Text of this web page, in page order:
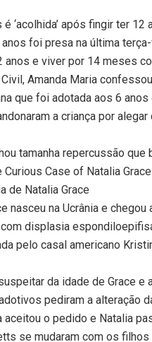
‘acolhida’ após fingir ter 12
anos foi presa na última
e viver por 14 meses
Amanda Maria
que foi adotada aos 6
a criança por
tamanha repercussão
Curious Case of Natalia
de Natalia Grace
nasceu na Ucrânia e
displasia
pelo casal americano
da idade de Grace e
pediram a alteração
aceitou o pedido e Natalia
se mudaram com os